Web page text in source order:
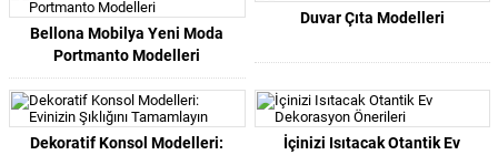
Bellona Mobilya Yeni Moda
Portmanto Modelleri
Duvar Çıta Modelleri
Dekoratif Konsol Modelleri:
İçinizi Isıtacak Otantik Ev